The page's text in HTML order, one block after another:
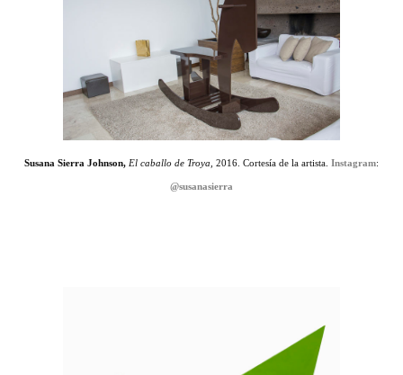
Susana Sierra Johnson, El caballo de Troya, 2016. Cortesía de la artista. Instagram:
@susanasierra